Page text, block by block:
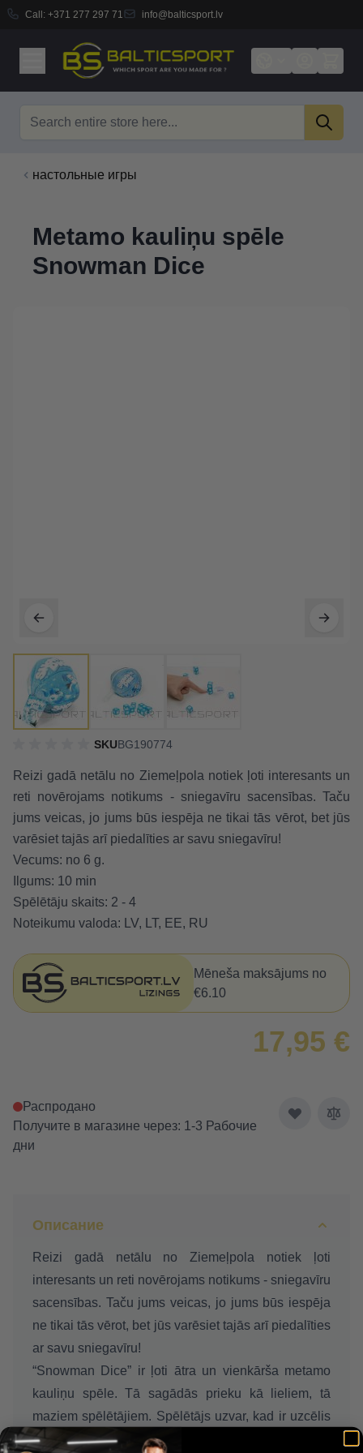
Call: +371 277 297 71 info@balticsport.lv
настольные игры
Metamo kauliņu spēle
Snowman Dice
SKUBG190774
Reizi gadā netālu no Ziemeļpola notiek ļoti interesants un
reti novērojams notikums - sniegavīru sacensības. Taču
jums veicas, jo jums būs iespēja ne tikai tās vērot, bet jūs
varēsiet tajās arī piedalīties ar savu sniegavīru!
Vecums: no 6 g.
Ilgums: 10 min
Spēlētāju skaits: 2 - 4
Noteikumu valoda: LV, LT, EE, RU
Mēneša maksājums no
€6.10
17,95 €
Распродано
Получите в магазине через: 1-3 Рабочие
дни
Описание
Reizi gadā netālu no Ziemeļpola notiek ļoti
interesants un reti novērojams notikums - sniegavīru
sacensības. Taču jums veicas, jo jums būs iespēja
ne tikai tās vērot, bet jūs varēsiet tajās arī piedalīties
ar savu sniegavīru!
“Snowman Dice” ir ļoti ātra un vienkārša metamo
kauliņu spēle. Tā sagādās prieku kā lieliem, tā
maziem spēlētājiem. Spēlētājs uzvar, kad ir uzcēlis
sniegavīru un atgriezis to Ziemeļpolā. Tas ir